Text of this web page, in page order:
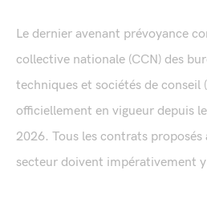
Le dernier avenant prévoyance
collective nationale (CCN) des
techniques et sociétés de conseil
officiellement en vigueur depuis
2026. Tous les contrats proposés
secteur doivent impérativement